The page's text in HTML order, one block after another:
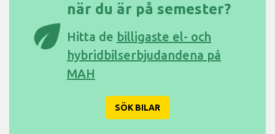
eco
när du är på semester?
Hitta de billigaste el- och
hybridbilserbjudandena på
MAH
SÖK BILAR